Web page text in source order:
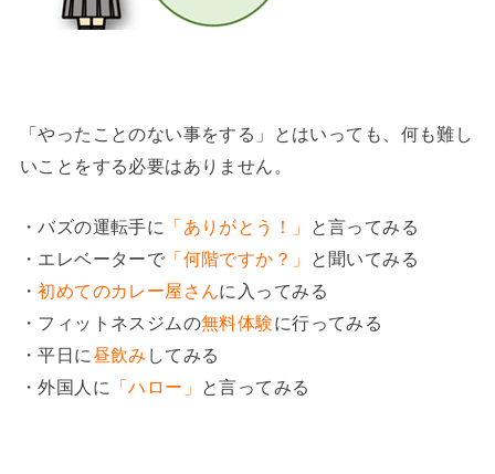
「やったことのない事をする」とはいっても、何も難し
いことをする必要はありません。
・バズの運転手に 「ありがとう！」
と言ってみる
・エレベーターで 「何階ですか？」
と聞いてみる
・初めてのカレー屋さんに入ってみる
・フィットネスジムの無料体験に行ってみる
・平日に昼飲み してみる
・外国人に
「ハロー」 と言ってみる